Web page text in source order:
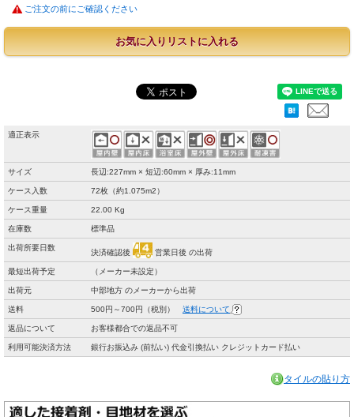
ご注文の前にご確認ください
お気に入りリストに入れる
適正表示
サイズ 長辺:227mm × 短辺:60mm × 厚み:11mm
ケース入数 72枚（約1.075m2）
ケース重量 22.00 Kg
在庫数 標準品
出荷所要日数
決済確認後 営業日後 の出荷
最短出荷予定 （メーカー未設定）
出荷元 中部地方 のメーカーから出荷
送料 500円～700円（税別） 送料について
返品について お客様都合での返品不可
利用可能決済方法 銀行お振込み (前払い) 代金引換払い クレジットカード払い
タイルの貼り方